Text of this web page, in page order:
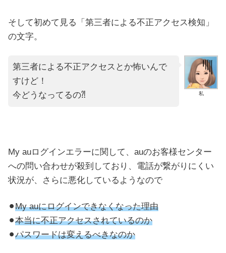
そして初めて見る「第三者による不正アクセス検知」
の文字。
私
第三者による不正アクセスとか怖いんで
すけど！
今どうなってるの⁈
My auログインエラーに関して、auのお客様センター
への問い合わせが殺到しており、電話が繋がりにくい
状況が、さらに悪化しているようなので
⚫︎My auにログインできなくなった理由
⚫︎本当に不正アクセスされているのか
⚫︎パスワードは変えるべきなのか